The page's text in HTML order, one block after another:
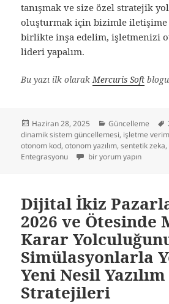
tanışmak ve size özel stratejik
oluşturmak için bizimle iletişime
birlikte inşa edelim, işletmenizi
lideri yapalım.
Bu yazı ilk olarakMercuris Soft
Yayın
tarihi
Haziran 28, 2025 Kategoriler
Güncelleme
dinamik sistem güncellemesi, işletme
otonom kod,otonom yazılım,sentetik zeka,
Entegrasyonu
Sentetik Zeka ve
bir yorum yapın
Dijital İkiz
2026 ve Ötesinde
Karar
Simülasyonlarla
Yeni Nesil Yazılım
Stratejileri